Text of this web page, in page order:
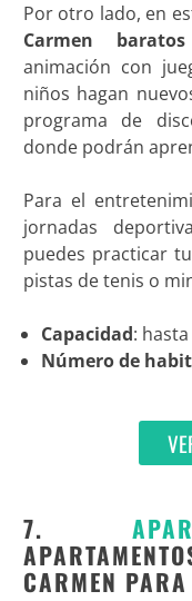
Por otro lado, en
Carmen
animación con
niños hagan
programa de
donde podrán
Para el
jornadas
puedes practicar
pistas de tenis o
Capacidad:
Número de
7.
CARMEN